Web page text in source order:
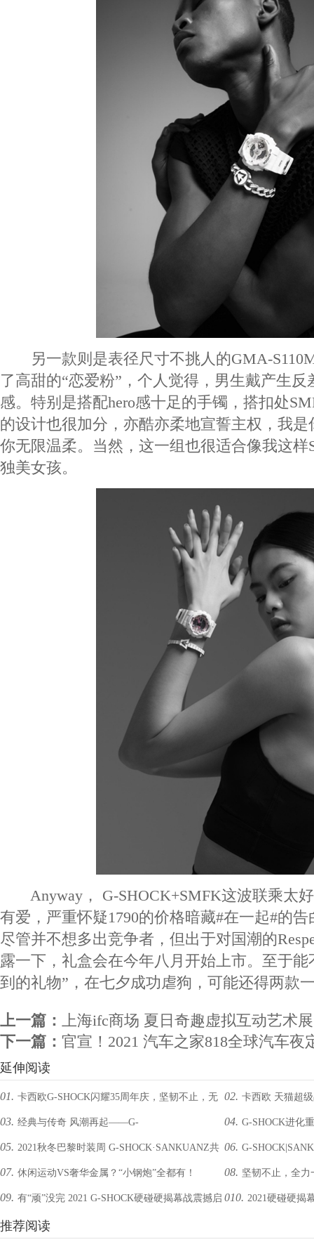
另一款则是表径尺寸不挑人的GMA-
了高甜的“恋爱粉”，个人觉得，男生戴产生
感。特别是搭配hero感十足的手镯，搭扣处
的设计也很加分，亦酷亦柔地宣誓主权，我
你无限温柔。当然，这一组也很适合像我这样
独美女孩。
Anyway， G-SHOCK+SMFK这波联乘太
有爱，严重怀疑1790的价格暗藏#在一起#的
尽管并不想多出竞争者，但出于对国潮的
露一下，礼盒会在今年八月开始上市。至于能
到的礼物”，在七夕成功虐狗，可能还得两款
上一篇： 上海ifc商场 夏日奇趣虚拟互动艺术展
下一篇： 官宣！2021 汽车之家818全球汽车夜
延伸阅读
01. 卡西欧G-SHOCK闪耀35周年庆，坚韧不止，无
惧挑战
02. 卡西欧 天猫超
西安
03. 经典与传奇 风潮再起——G-
SHOCK×GORILLAZ推出合作限量礼盒
04. G-SHOCK进化
角逐潮流争霸
05. 2021秋冬巴黎时装周 G-SHOCK·SANKUANZ共
创未来感世界
06. G-
先行未来发售
07. 休闲运动VS奢华金属？“小钢炮”全都有！ 08. 坚韧不止，全力
博为品牌代言人
09. 有“顽”没完 2021 G-SHOCK硬碰硬揭幕战震撼启
动
010. 2021硬碰硬揭
推荐阅读